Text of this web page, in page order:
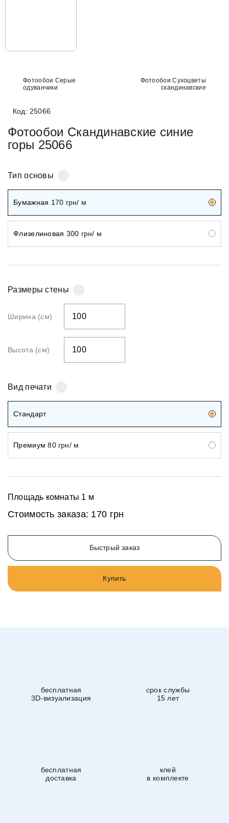
Фотообои Серые
одуванчики
Фотообои Сухоцветы
скандинавские
Код: 25066
Фотообои Скандинавские синие
горы 25066
Тип основы
Бумажная 170 грн/ м
Флизелиновая 300 грн/ м
Размеры стены
Ширина (см)
Высота (см)
Вид печати
Стандарт
Премиум 80 грн/ м
Площадь комнаты 1 м
Стоимость заказа: 170 грн
Быстрый заказ
Купить
бесплатная
3D-визуализация
срок службы
15 лет
бесплатная
доставка
клей
в комплекте